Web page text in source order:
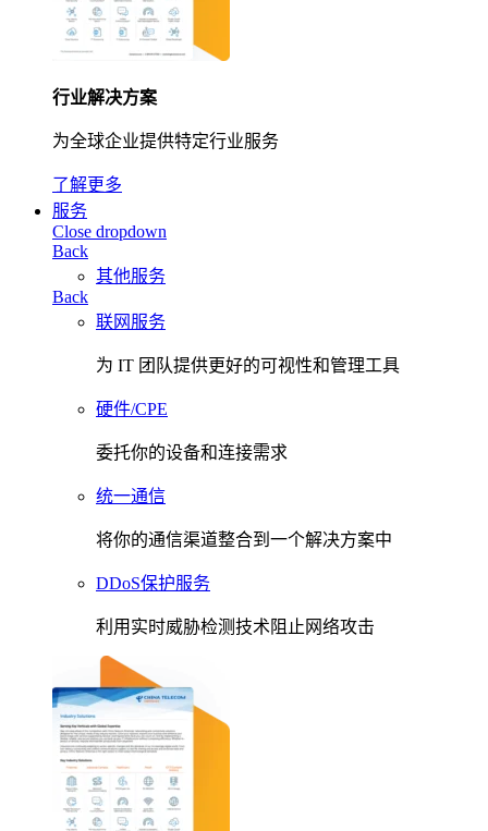
行业解决方案
为全球企业提供特定行业服务
了解更多
服务
Close dropdown
Back
其他服务
Back
联网服务
为 IT 团队提供更好的可视性和管理工具
硬件/CPE
委托你的设备和连接需求
统一通信
将你的通信渠道整合到一个解决方案中
DDoS保护服务
利用实时威胁检测技术阻止网络攻击